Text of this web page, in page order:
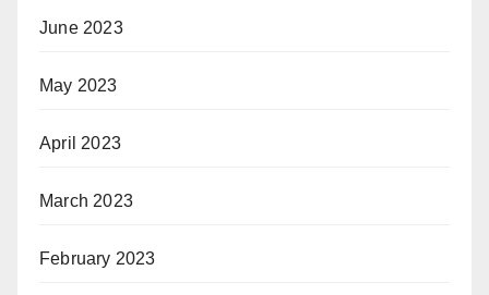
June 2023
May 2023
April 2023
March 2023
February 2023